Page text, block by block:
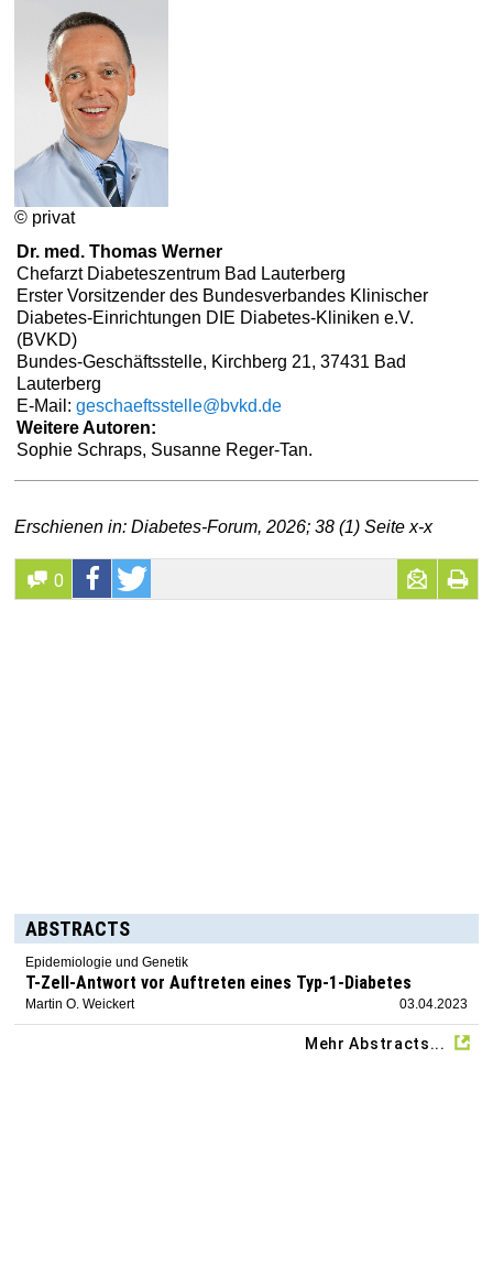
© privat
Dr. med. Thomas Werner
Chefarzt Diabeteszentrum Bad Lauterberg
Erster Vorsitzender des Bundesverbandes Klinischer
Diabetes-Einrichtungen DIE Diabetes-Kliniken e.V.
(BVKD)
Bundes-Geschäftsstelle, Kirchberg 21, 37431 Bad
Lauterberg
E-Mail:geschaeftsstelle@bvkd.de
Weitere Autoren:
Sophie Schraps, Susanne Reger-Tan.
Erschienen in: Diabetes-Forum, 2026; 38 (1) Seite x-x
0
ABSTRACTS
Epidemiologie und Genetik
T-Zell-Antwort vor Auftreten eines Typ-1-Diabetes
Martin O. Weickert 03.04.2023
Mehr Abstracts...